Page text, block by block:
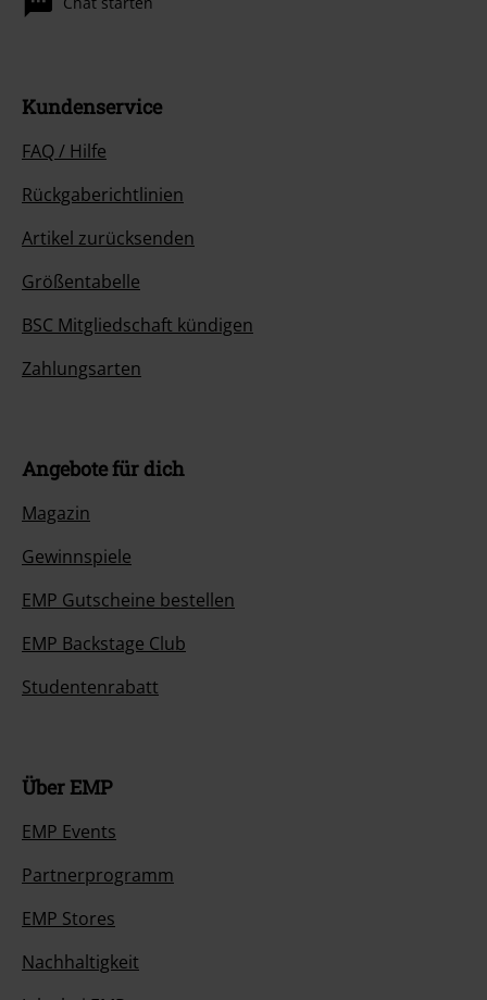
Kundenservice
FAQ / Hilfe
Rückgaberichtlinien
Artikel zurücksenden
Größentabelle
BSC Mitgliedschaft kündigen
Zahlungsarten
Angebote für dich
Magazin
Gewinnspiele
EMP Gutscheine bestellen
EMP Backstage Club
Studentenrabatt
Über EMP
EMP Events
Partnerprogramm
EMP Stores
Nachhaltigkeit